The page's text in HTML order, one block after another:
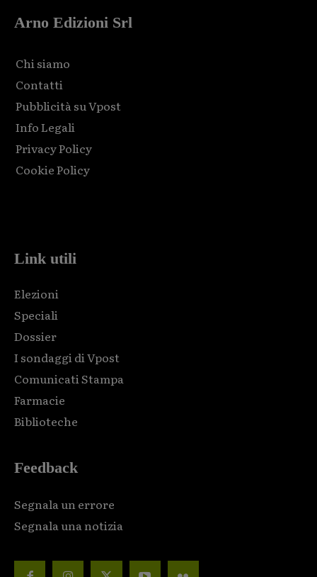
Arno Edizioni Srl
Chi siamo
Contatti
Pubblicità su Vpost
Info Legali
Privacy Policy
Cookie Policy
Link utili
Elezioni
Speciali
Dossier
I sondaggi di Vpost
Comunicati Stampa
Farmacie
Biblioteche
Feedback
Segnala un errore
Segnala una notizia